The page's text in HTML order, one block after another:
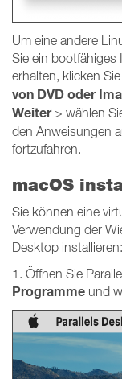
Um eine andere
Sie ein bootfähiges
erhalten, klicken
von DVD oder
Weiter> wählen
den Anweisungen
fortzufahren.
macOS
Sie können eine
Verwendung der
Desktop installieren:
1. Öffnen Sie
Programme und